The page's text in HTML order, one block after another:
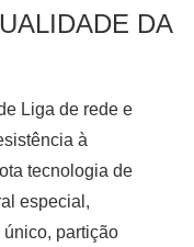
DA
Liga de rede e
à
tecnologia de
especial,
partição